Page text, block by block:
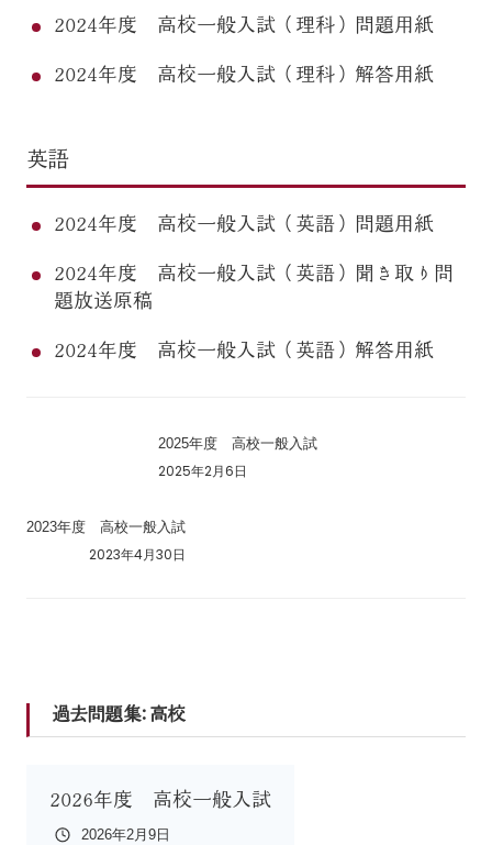
2024年度 高校一般入試（理科）問題用紙
2024年度 高校一般入試（理科）解答用紙
英語
2024年度 高校一般入試（英語）問題用紙
2024年度 高校一般入試（英語）聞き取り問
題放送原稿
2024年度 高校一般入試（英語）解答用紙
2025年度 高校一般入試
2025年2月6日
2023年度 高校一般入試
2023年4月30日
過去問題集: 高校
2026年度 高校一般入試
2026年2月9日